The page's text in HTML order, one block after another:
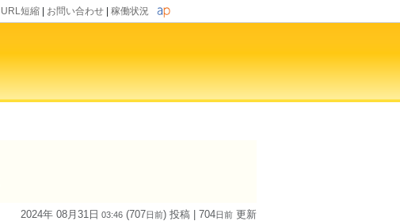
URL短縮 お問い合わせ 稼働状況
2024年 08月31日 03:46 (707日前) 投稿 | 704日前 更新